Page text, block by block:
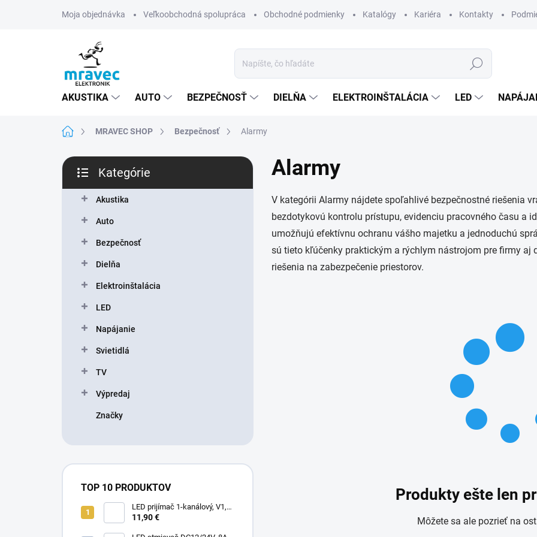
Moja objednávka Veľkoobchodná spolupráca Obchodné podmienky Katalógy Kariéra Kontakty
Hľadať
AKUSTIKA AUTO BEZPEČNOSŤ DIELŇA ELEKTROINŠTALÁCIA LED
DomovMRAVEC SHOP Bezpečnosť Alarmy
B
č
kategórie
Kategórie
Akustika
Auto
Bezpečnosť
Dielňa
Elektroinštalácia
LED
Napájanie
Svietidlá
TV
Výpredaj
Značky
TOP 10 PRODUKTOV
LED prijímač 1-kanálový, V1,
5-36V, 8A, 40-288W
11,90 €
Alarmy
V kategórii Alarmy nájdete spoľahlivé bezpečnostné riešenia
bezdotykovú kontrolu prístupu, evidenciu pracovného času a
umožňujú efektívnu ochranu vášho majetku a jednoduchú
sú tieto kľúčenky praktickým a rýchlym nástrojom pre firmy aj
riešenia na zabezpečenie priestorov.
Produkty ešte len
Môžete sa ale pozrieť na